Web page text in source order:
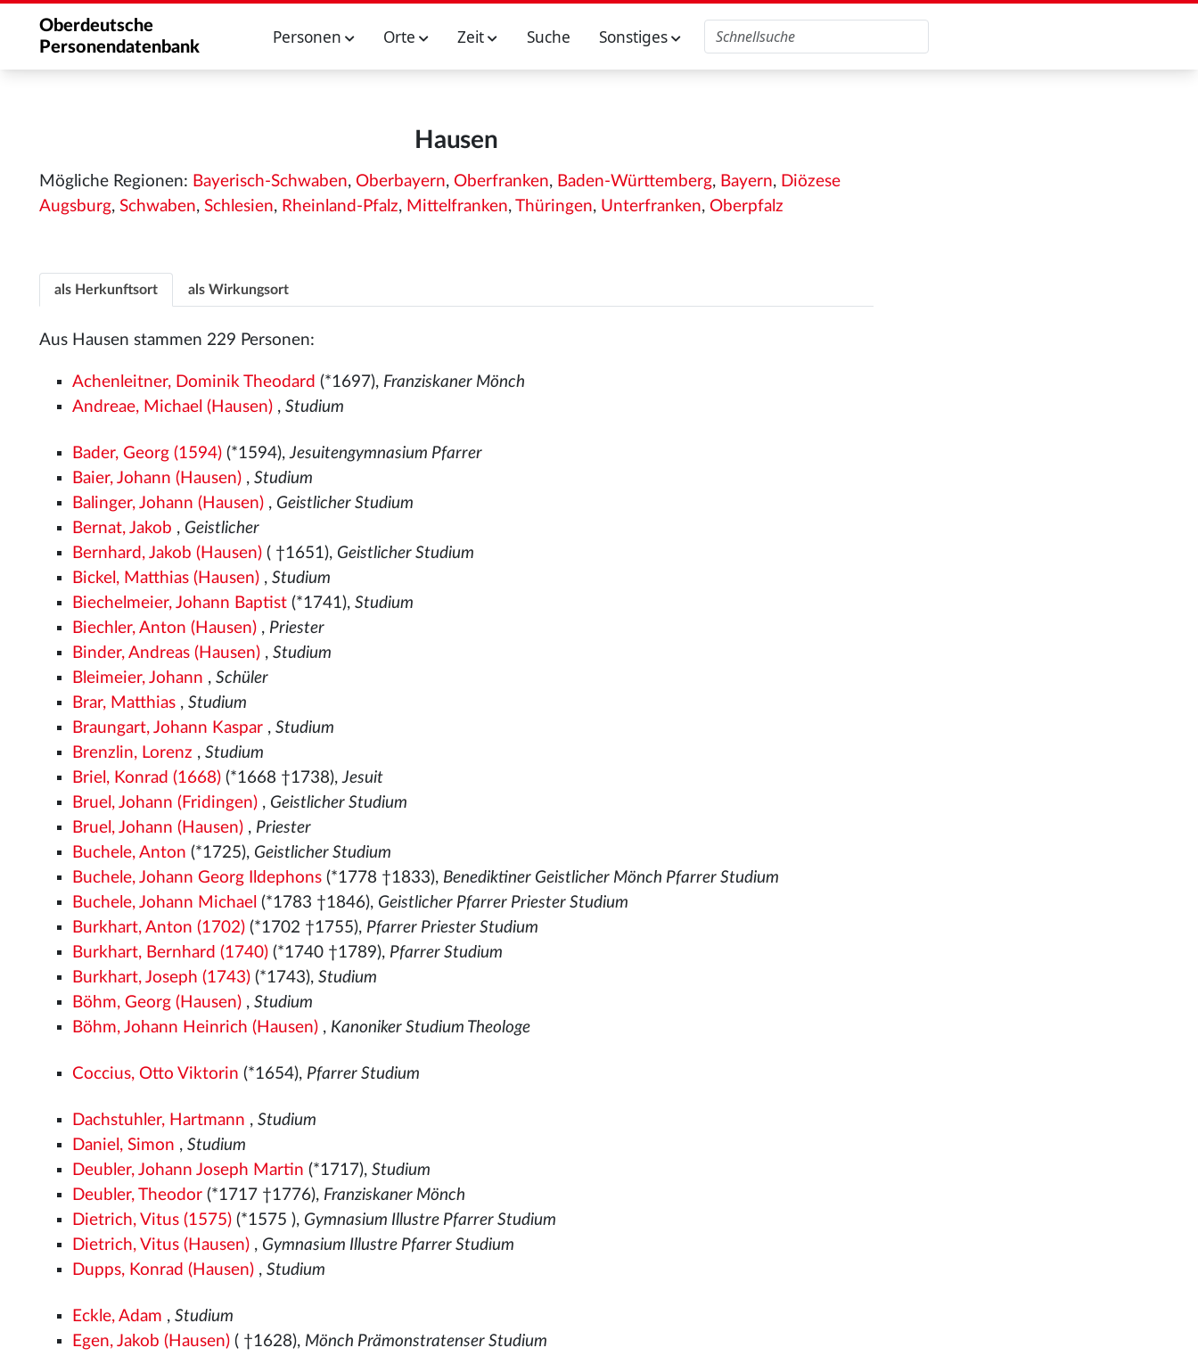
Oberdeutsche
Personendatenbank
Personen Orte Zeit Suche Sonstiges
Hausen
Mögliche Regionen: Bayerisch-Schwaben, Oberbayern, Oberfranken, Baden-Württemberg, Bayern, Diözese
Augsburg, Schwaben, Schlesien, Rheinland-Pfalz, Mittelfranken, Thüringen, Unterfranken, Oberpfalz
als Herkunftsort als Wirkungsort
Aus Hausen stammen 229 Personen:
Achenleitner, Dominik Theodard (*1697), Franziskaner Mönch
Andreae, Michael (Hausen) ,Studium
Bader, Georg (1594) (*1594),Jesuitengymnasium Pfarrer
Baier, Johann (Hausen) ,Studium
Balinger, Johann (Hausen) , Geistlicher Studium
Bernat, Jakob , Geistlicher
Bernhard, Jakob (Hausen) ( †1651), Geistlicher Studium
Bickel, Matthias (Hausen) ,Studium
Biechelmeier, Johann Baptist (*1741),Studium
Biechler, Anton (Hausen) , Priester
Binder, Andreas (Hausen) ,Studium
Bleimeier, Johann ,Schüler
Brar, Matthias ,Studium
Braungart, Johann Kaspar ,Studium
Brenzlin, Lorenz ,Studium
Briel, Konrad (1668) (*1668 †1738),Jesuit
Bruel, Johann (Fridingen) , Geistlicher Studium
Bruel, Johann (Hausen) , Priester
Buchele, Anton (*1725), Geistlicher Studium
Buchele, Johann Georg Ildephons (*1778 †1833), Benediktiner Geistlicher Mönch Pfarrer Studium
Buchele, Johann Michael (*1783 †1846), Geistlicher Pfarrer Priester Studium
Burkhart, Anton (1702) (*1702 †1755), Pfarrer Priester Studium
Burkhart, Bernhard (1740) (*1740 †1789), Pfarrer Studium
Burkhart, Joseph (1743) (*1743),Studium
Böhm, Georg (Hausen) ,Studium
Böhm, Johann Heinrich (Hausen) , Kanoniker Studium Theologe
Coccius, Otto Viktorin (*1654), Pfarrer Studium
Dachstuhler, Hartmann ,Studium
Daniel, Simon ,Studium
Deubler, Johann Joseph Martin (*1717),Studium
Deubler, Theodor (*1717 †1776), Franziskaner Mönch
Dietrich, Vitus (1575) (*1575 ), Gymnasium Illustre Pfarrer Studium
Dietrich, Vitus (Hausen) , Gymnasium Illustre Pfarrer Studium
Dupps, Konrad (Hausen) ,Studium
Eckle, Adam ,Studium
Egen, Jakob (Hausen) ( †1628), Mönch Prämonstratenser Studium